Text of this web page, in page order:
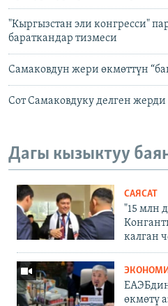
"Кыргызстан эли конгресси"
бараткандар тизмеси
Самаковдун жери өкмөттүн
Сот Самаковдуку делген жерди
Дагы кызыктуу
САЯСАТ
"15 млн
калган
өкмөтү